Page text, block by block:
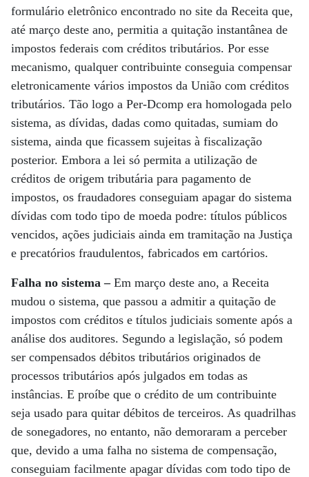
formulário eletrônico encontrado no site da Receita que,
até março deste ano, permitia a quitação instantânea de
impostos federais com créditos tributários. Por esse
mecanismo, qualquer contribuinte conseguia compensar
eletronicamente vários impostos da União com créditos
tributários. Tão logo a Per-Dcomp era homologada pelo
sistema, as dívidas, dadas como quitadas, sumiam do
sistema, ainda que ficassem sujeitas à fiscalização
posterior. Embora a lei só permita a utilização de
créditos de origem tributária para pagamento de
impostos, os fraudadores conseguiam apagar do sistema
dívidas com todo tipo de moeda podre: títulos públicos
vencidos, ações judiciais ainda em tramitação na Justiça
e precatórios fraudulentos, fabricados em cartórios.
Falha no sistema – Em março deste ano, a Receita
mudou o sistema, que passou a admitir a quitação de
impostos com créditos e títulos judiciais somente após a
análise dos auditores. Segundo a legislação, só podem
ser compensados débitos tributários originados de
processos tributários após julgados em todas as
instâncias. E proíbe que o crédito de um contribuinte
seja usado para quitar débitos de terceiros. As quadrilhas
de sonegadores, no entanto, não demoraram a perceber
que, devido a uma falha no sistema de compensação,
conseguiam facilmente apagar dívidas com todo tipo de